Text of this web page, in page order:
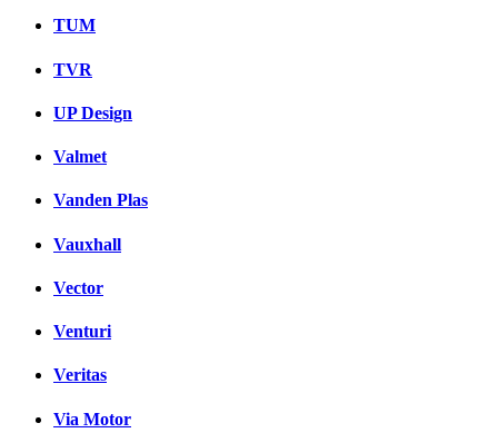
TUM
TVR
UP Design
Valmet
Vanden Plas
Vauxhall
Vector
Venturi
Veritas
Via Motor